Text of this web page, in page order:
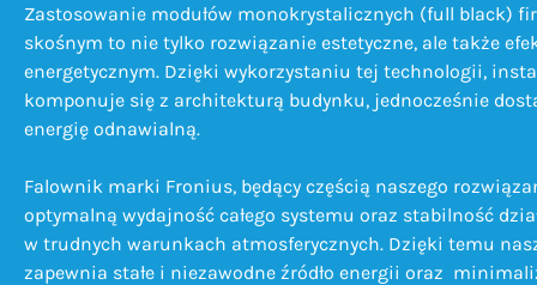
Zastosowanie modułów monokrystalicznych (full black)
skośnym to nie tylko rozwiązanie estetyczne, ale także
energetycznym. Dzięki wykorzystaniu tej technologii,
komponuje się z architekturą budynku, jednocześnie
energię odnawialną.
Falownik marki Fronius, będący częścią naszego
optymalną wydajność całego systemu oraz stabilność
w trudnych warunkach atmosferycznych. Dzięki temu
zapewnia stałe i niezawodne źródło energii oraz